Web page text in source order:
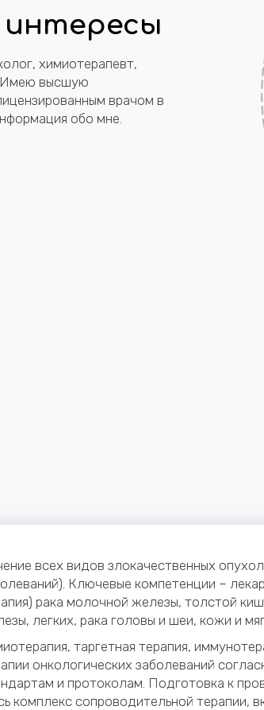
химиотерапевт,
Имею высшую
врачом в
обо мне.
всех видов злокачественных
Ключевые компетенции –
рака молочной железы, толстой
легких, рака головы и шеи, кожи и
таргетная терапия,
онкологических заболеваний
и протоколам. Подготовка к
комплекс сопроводительной терапии,